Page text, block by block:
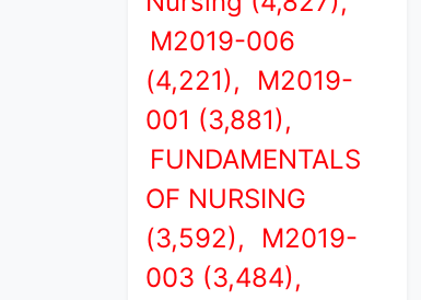
M2019-006
(4,221),
M2019-
001 (3,881),
FUNDAMENTALS
OF NURSING
(3,592),
M2019-
003 (3,484),